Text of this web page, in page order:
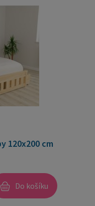
120x200 cm
Do košíku